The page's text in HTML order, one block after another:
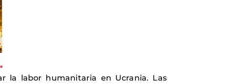
la labor humanitaria en Ucrania. Las